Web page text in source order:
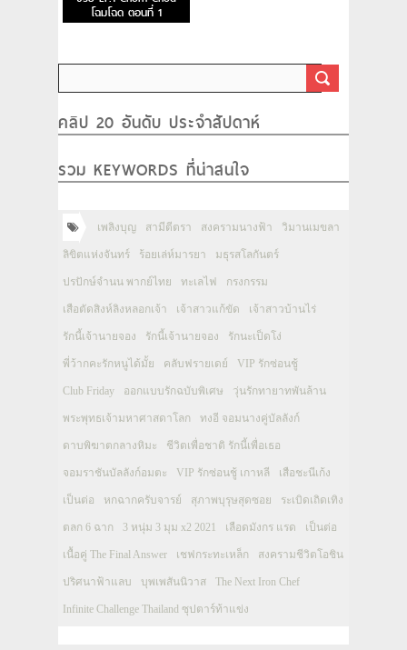
โฉมโฉด ตอนที่ 1
คลิป 20 อันดับ ประจำสัปดาห์
รวม KEYWORDS ที่น่าสนใจ
เพลิงบุญ สามีตีตรา สงครามนางฟ้า วิมานเมขลา
ลิขิตแห่งจันทร์ ร้อยเล่ห์มารยา มธุรสโลกันตร์
ปรปักษ์จำนน พากย์ไทย ทะเลไฟ กรงกรรม
เสือตัดสิงห์ลิงหลอกเจ้า เจ้าสาวแก้ขัด เจ้าสาวบ้านไร่
รักนี้เจ้านายจอง รักนี้เจ้านายจอง รักนะเป็ดโง่
พี่ว้ากคะรักหนูได้มั้ย คลับฟรายเดย์ VIP รักซ่อนชู้
Club Friday ออกแบบรักฉบับพิเศษ วุ่นรักทายาทพันล้าน
พระพุทธเจ้ามหาศาสดาโลก ทงอี จอมนางคู่บัลลังก์
ดาบพิฆาตกลางหิมะ ชีวิตเพื่อชาติ รักนี้เพื่อเธอ
จอมราชันบัลลังก์อมตะ VIP รักซ่อนชู้ เกาหลี เสือชะนีเก้ง
เป็นต่อ หกฉากครับจารย์ สุภาพบุรุษสุดซอย ระเบิดเถิดเทิง
ตลก 6 ฉาก 3 หนุ่ม 3 มุม x2 2021 เลือดมังกร แรด เป็นต่อ
เนื้อคู่ The Final Answer เชฟกระทะเหล็ก สงครามชีวิตโอชิน
ปริศนาฟ้าแลบ บุพเพสันนิวาส The Next Iron Chef
Infinite Challenge Thailand ซุปตาร์ท้าแข่ง